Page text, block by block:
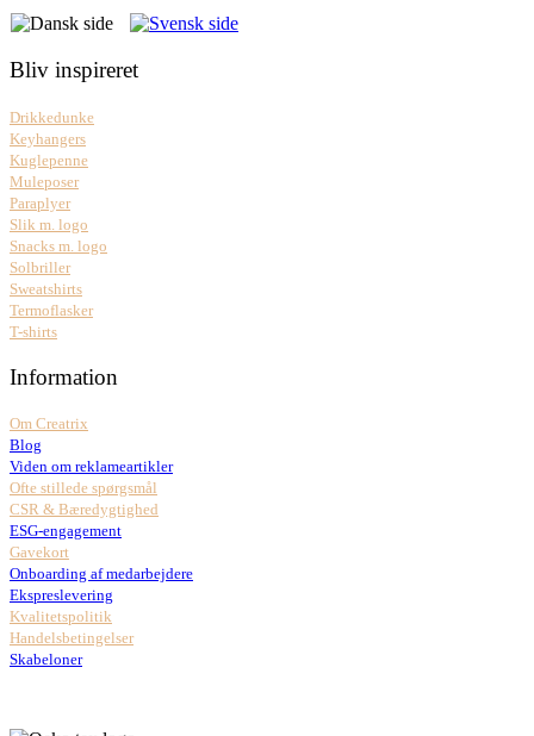
Bliv inspireret
Drikkedunke
Keyhangers
Kuglepenne
Muleposer
Paraplyer
Slik m. logo
Snacks m. logo
Solbriller
Sweatshirts
Termoflasker
T-shirts
Information
Om Creatrix
Blog
Viden om reklameartikler
Ofte stillede spørgsmål
CSR & Bæredygtighed
ESG-engagement
Gavekort
Onboarding af medarbejdere
Ekspreslevering
Kvalitetspolitik
Handelsbetingelser
Skabeloner